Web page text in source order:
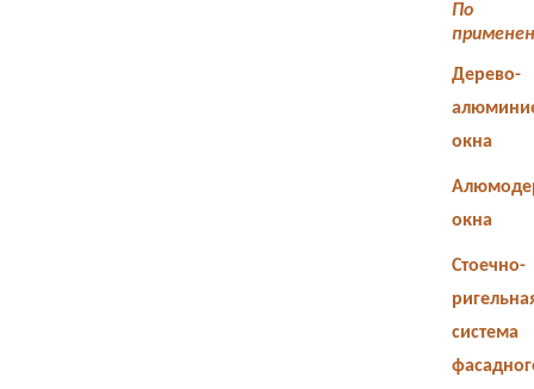
По
Дерево-
окна
окна
Стоечно-
система